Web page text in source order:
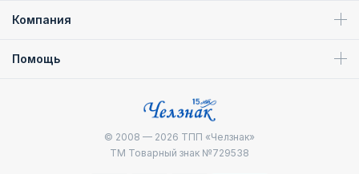
Компания
Помощь
© 2008 — 2026 ТПП «Челзнак»
ТМ Товарный знак №729538